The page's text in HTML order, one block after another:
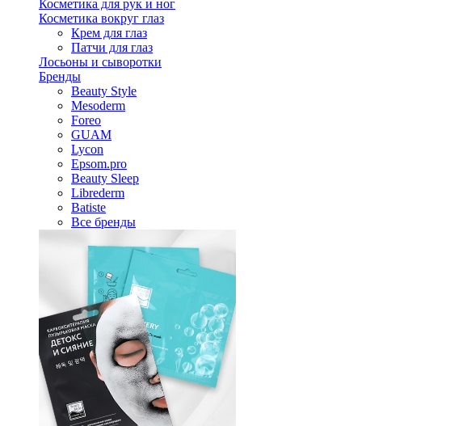
Косметика для рук и ног
Косметика вокруг глаз
Крем для глаз
Патчи для глаз
Лосьоны и сыворотки
Бренды
Beauty Style
Mesoderm
Foreo
GUAM
Lycon
Epsom.pro
Beauty Sleep
Librederm
Batiste
Все бренды